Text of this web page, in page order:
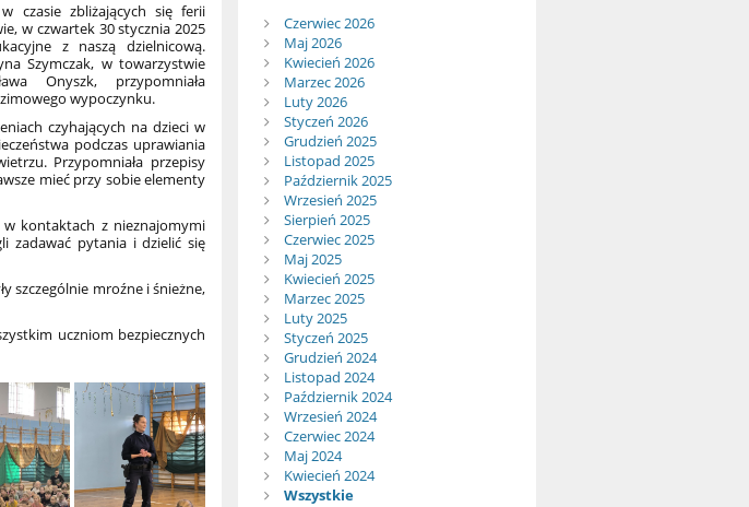
czasie zbliżających się ferii
w czwartek 30 stycznia 2025
z naszą dzielnicową.
Szymczak, w towarzystwie
Onyszk, przypomniała
wypoczynku.
czyhających na dzieci w
podczas uprawiania
Przypomniała przepisy
mieć przy sobie elementy
w kontaktach z nieznajomymi
zadawać pytania i dzielić się
szczególnie mroźne i śnieżne,
uczniom bezpiecznych
Czerwiec 2026
Maj 2026
Kwiecień 2026
Marzec 2026
Luty 2026
Styczeń 2026
Grudzień 2025
Listopad 2025
Październik 2025
Wrzesień 2025
Sierpień 2025
Czerwiec 2025
Maj 2025
Kwiecień 2025
Marzec 2025
Luty 2025
Styczeń 2025
Grudzień 2024
Listopad 2024
Październik 2024
Wrzesień 2024
Czerwiec 2024
Maj 2024
Kwiecień 2024
Wszystkie